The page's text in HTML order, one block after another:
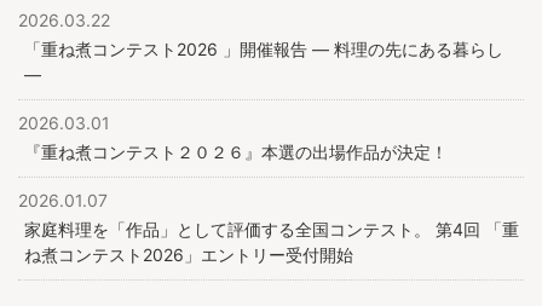
2026.03.22
「重ね煮コンテスト2026 」開催報告 ― 料理の先にある暮らし
―
2026.03.01
『重ね煮コンテスト２０２６』本選の出場作品が決定！
2026.01.07
家庭料理を「作品」として評価する全国コンテスト。 第4回 「重
ね煮コンテスト2026」エントリー受付開始